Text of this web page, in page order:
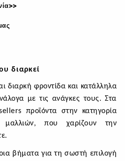
διαρκεί
διαρκή φροντίδα και κατάλληλα
με τις ανάγκες τους. Στα
προϊόντα στην κατηγορία
μαλλιών, που χαρίζουν την
βήματα για τη σωστή επιλογή